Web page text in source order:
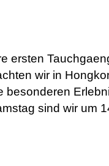
ersten
wir in
besonderen
sind wir um